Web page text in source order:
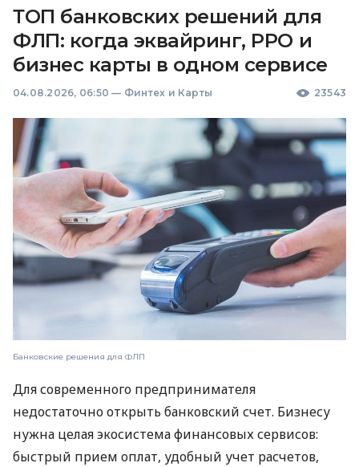
ТОП банковских решений для
ФЛП: когда эквайринг, РРО и
бизнес карты в одном сервисе
04.08.2026, 06:50 — Финтех и Карты 23543
Банковские решения для ФЛП
Для современного предпринимателя
недостаточно открыть банковский счет. Бизнесу
нужна целая экосистема финансовых сервисов:
быстрый прием оплат, удобный учет расчетов,